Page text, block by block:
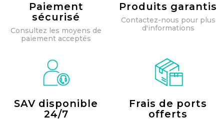
Paiement
sécurisé
Consultez les moyens de
paiement acceptés
Produits garantis
Contactez-nous pour plus
d'informations
SAV disponible
24/7
Frais de ports
offerts